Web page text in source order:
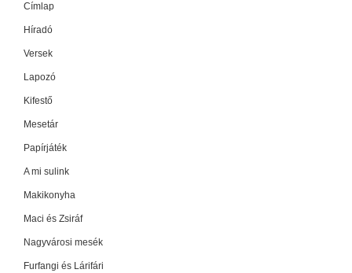
Címlap
Híradó
Versek
Lapozó
Kifestő
Mesetár
Papírjáték
A mi sulink
Makikonyha
Maci és Zsiráf
Nagyvárosi mesék
Furfangi és Lárifári